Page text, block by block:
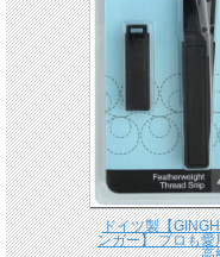
ドイツ製【
ンガー】 プロも愛